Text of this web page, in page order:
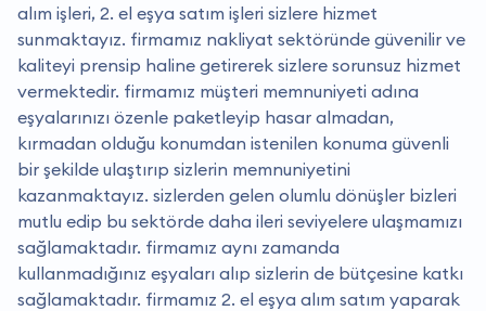
alım işleri, 2. el eşya satım işleri sizlere hizmet
sunmaktayız. firmamız nakliyat sektöründe güvenilir ve
kaliteyi prensip haline getirerek sizlere sorunsuz hizmet
vermektedir. firmamız müşteri memnuniyeti adına
eşyalarınızı özenle paketleyip hasar almadan,
kırmadan olduğu konumdan istenilen konuma güvenli
bir şekilde ulaştırıp sizlerin memnuniyetini
kazanmaktayız. sizlerden gelen olumlu dönüşler bizleri
mutlu edip bu sektörde daha ileri seviyelere ulaşmamızı
sağlamaktadır. firmamız aynı zamanda
kullanmadığınız eşyaları alıp sizlerin de bütçesine katkı
sağlamaktadır. firmamız 2. el eşya alım satım yaparak